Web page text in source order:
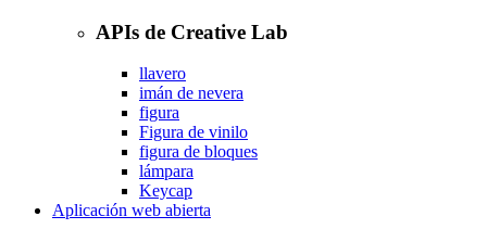
APIs de Creative Lab
llavero
imán de nevera
figura
Figura de vinilo
figura de bloques
lámpara
Keycap
Aplicación web abierta